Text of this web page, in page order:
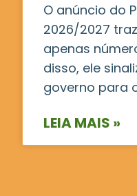
O anúncio do
2026/2027
apenas
disso, ele
governo para
LEIA MAIS »